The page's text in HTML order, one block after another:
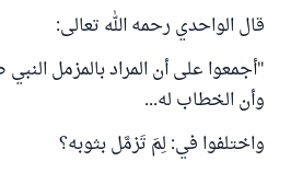
قال الواحدي رحمه الله تعالى:
"أجمعوا على أن المراد بالمزمل
وأن الخطاب له...
واختلفوا في: لِمَ تَزمَّل بثوبه؟